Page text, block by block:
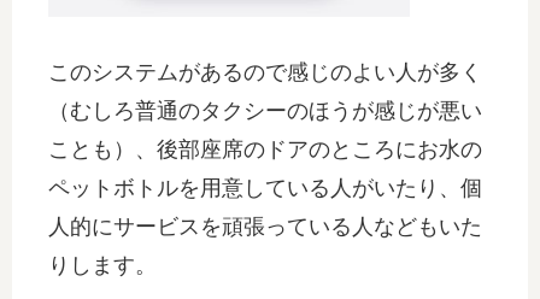
このシステムがあるので感じのよい人が多く
（むしろ普通のタクシーのほうが感じが悪い
ことも）、後部座席のドアのところにお水の
ペットボトルを用意している人がいたり、個
人的にサービスを頑張っている人などもいた
りします。